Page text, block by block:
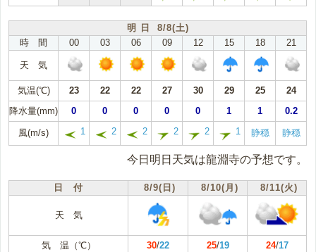
明 日 8/8(土)
時 間
00 03 06 09 12 15 18 21
天 気
気温(℃) 23 22 22 27 30 29 25
24
降水量(mm)
0 0 0 0 0 1 1 0.2
風(m/s) 1 2 2 2 2 1 静穏 静穏
今日明日天気は龍淵寺の予想です。
日 付 8/9(日) 8/10(月) 8/11(火)
天 気
気 温（℃） 30/22 25/19 24/17